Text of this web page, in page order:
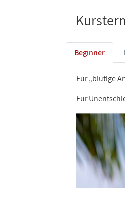
Beginner
Für „blutige
Für